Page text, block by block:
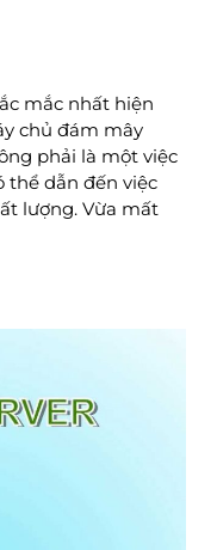
mắc nhất hiện
chủ đám mây
phải là một việc
thể dẫn đến việc
lượng. Vừa mất